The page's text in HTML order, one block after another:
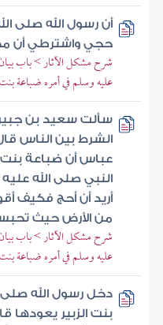
أن رسول الله صلى
حجي واشترطي أن
شرح مشكل الآثار > باب
عليه وسلم في أمره ضباعة
سألت سعيد بن
الشرط بين الناس
عباس أن ضباعة بنت
النبي صلى الله
أريد أن أحج فكيف
من الأرض حيث
شرح مشكل الآثار > باب
عليه وسلم في أمره ضباعة
دخل رسول الله
بنت الزبير يعودها